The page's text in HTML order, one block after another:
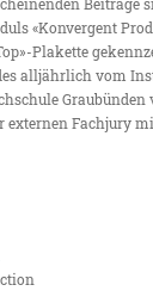
Beiträge
«Konvergent
Plakette
alljährlich vom
Graubünden
Fachjury